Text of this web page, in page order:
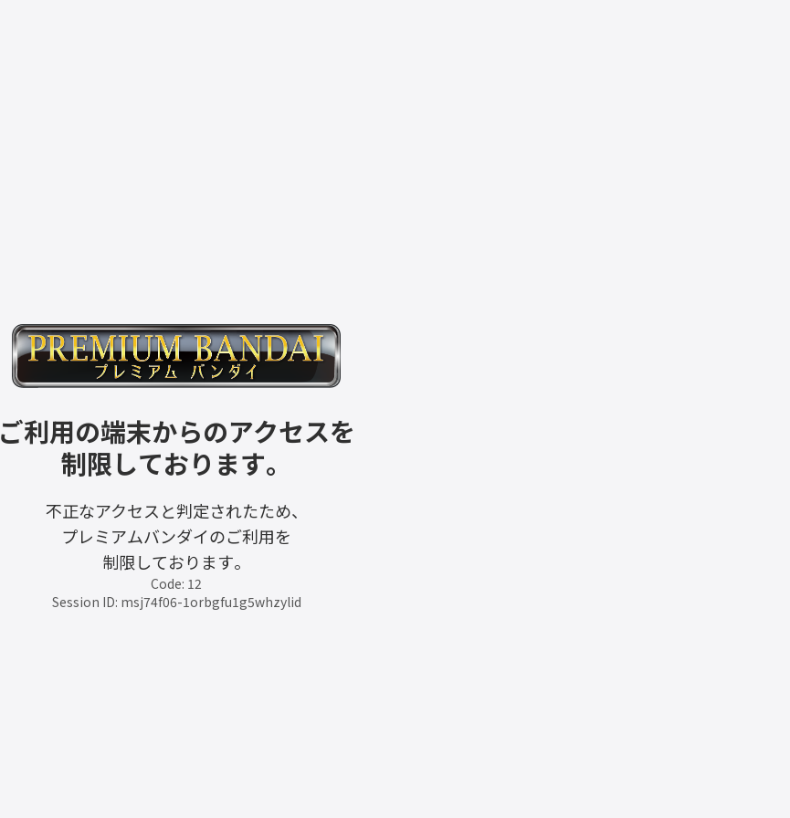
ご利用の端末からのアクセスを
制限しております。
不正なアクセスと判定されたため、
プレミアムバンダイのご利用を
制限しております。
Code: 12
Session ID: msj74f06-1orbgfu1g5whzylid